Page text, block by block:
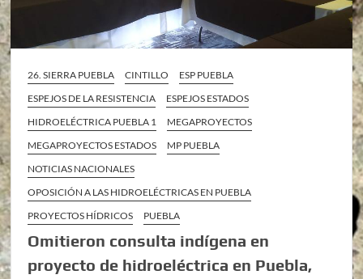
26. SIERRA PUEBLA CINTILLO
ESP PUEBLA
ESPEJOS DE LA RESISTENCIA
ESPEJOS ESTADOS
HIDROELÉCTRICA PUEBLA 1
MEGAPROYECTOS
MEGAPROYECTOS ESTADOS
MP PUEBLA
NOTICIAS NACIONALES
OPOSICIÓN A LAS HIDROELÉCTRICAS EN PUEBLA
PROYECTOS HÍDRICOS
PUEBLA
Omitieron consulta indígena en
proyecto de hidroeléctrica en Puebla,